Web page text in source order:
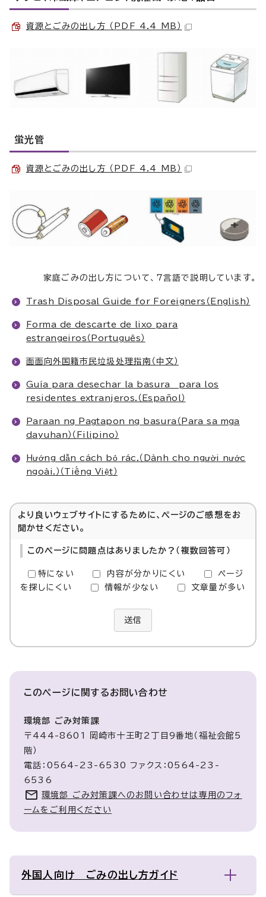
資源とごみの出し方 （PDF 4.4 MB）
蛍光管
資源とごみの出し方 （PDF 4.4 MB）
家庭ごみの出し方について、7言語で説明しています。
Trash Disposal Guide for Foreigners（English）
Forma de descarte de lixo para
estrangeiros（Português）
面面向外国籍市民垃圾处理指南（中文）
Guía para desechar la basura para los
residentes extranjeros.（Español）
Paraan ng Pagtapon ng basura（Para sa mga
dayuhan）（Filipino）
Hướng dẫn cách bỏ rác.（Dành cho người nước
ngoài.）（Tiếng Việt）
より良いウェブサイトにするために、ページのご感想をお
聞かせください。
このページに問題点はありましたか？（複数回答可）
特にない 内容が分かりにくい
ページ
を探しにくい
情報が少ない 文章量が多い
送信
このページに関するお問い合わせ
環境部 ごみ対策課
〒444-8601 岡崎市十王町2丁目9番地（福祉会館5
階）
電話：0564-23-6530 ファクス：0564-23-
6536
環境部 ごみ対策課へのお問い合わせは専用のフォ
ームをご利用ください
外国人向け ごみの出し方ガイド